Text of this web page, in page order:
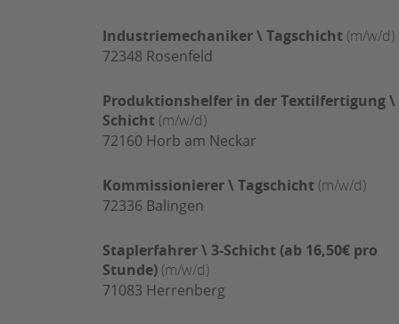
Industriemechaniker \ Tagschicht (m/w/d)
72348 Rosenfeld
Produktionshelfer in der Textilfertigung \
Schicht (m/w/d)
72160 Horb am Neckar
Kommissionierer \ Tagschicht(m/w/d)
72336 Balingen
Staplerfahrer \ 3-Schicht (ab 16,50€ pro
Stunde)(m/w/d)
71083 Herrenberg